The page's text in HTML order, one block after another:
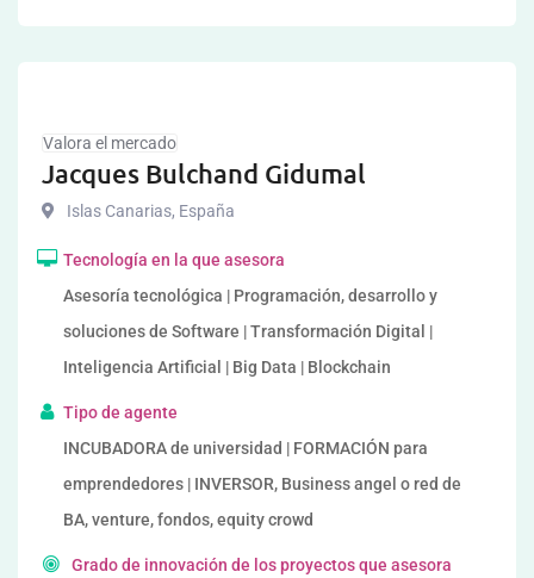
Valora el mercado
Jacques Bulchand Gidumal
Islas Canarias, España
Tecnología en la que asesora
Asesoría tecnológica | Programación, desarrollo y
soluciones de Software | Transformación Digital |
Inteligencia Artificial | Big Data | Blockchain
Tipo de agente
INCUBADORA de universidad | FORMACIÓN para
emprendedores | INVERSOR, Business angel o red de
BA, venture, fondos, equity crowd
Grado de innovación de los proyectos que asesora